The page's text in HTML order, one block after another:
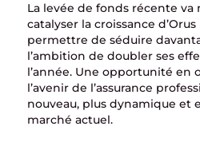
La levée de fonds récente
catalyser la croissance
permettre de séduire
l’ambition de doubler ses
l’année. Une opportunité en
l’avenir de l’assurance
nouveau, plus dynamique et
marché actuel.